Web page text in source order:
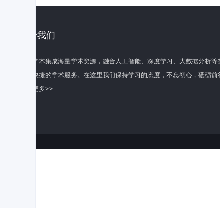
关于我们
百度学术集成海量学术资源，融合人工智能、深度学习、大数据分析
全面快捷的学术服务。在这里我们保持学习的态度，不忘初心，砥砺前
了解更多>>